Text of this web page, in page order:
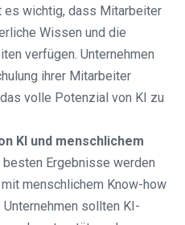
es wichtig, dass Mitarbeiter
Wissen und die
verfügen. Unternehmen
ihrer Mitarbeiter
volle Potenzial von KI zu
KI und menschlichem
besten Ergebnisse werden
menschlichem Know-how
sollten KI-